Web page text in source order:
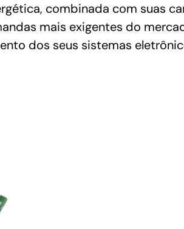
combinada com suas
mais exigentes do
dos seus sistemas